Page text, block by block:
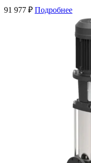
91 977 ₽ Подробнее